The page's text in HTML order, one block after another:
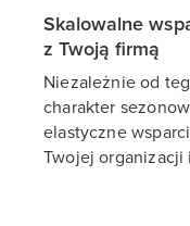
Skalowalne
z Twoją firmą
Niezależnie od
charakter
elastyczne
Twojej